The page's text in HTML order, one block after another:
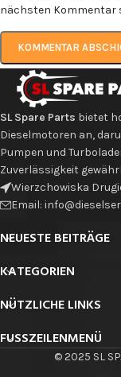
nächsten Kommentar
SL Spare Parts bietet
Dieselmotoren an,
Pumpen und
Zuverlässigkeit
Wierzchowiska
Email:
NEUESTE BEITRÄGE
KATEGORIEN
NÜTZLICHE LINKS
FUSSZEILENMENÜ
© 2025 SL